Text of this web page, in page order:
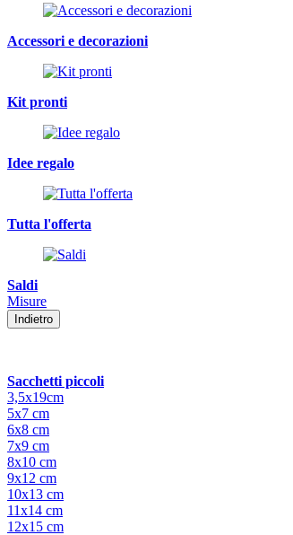
Accessori e decorazioni
Kit pronti
Idee regalo
Tutta l'offerta
Saldi
Misure
Indietro
Sacchetti piccoli
3,5x19cm
5x7 cm
6x8 cm
7x9 cm
8x10 cm
9x12 cm
10x13 cm
11x14 cm
12x15 cm